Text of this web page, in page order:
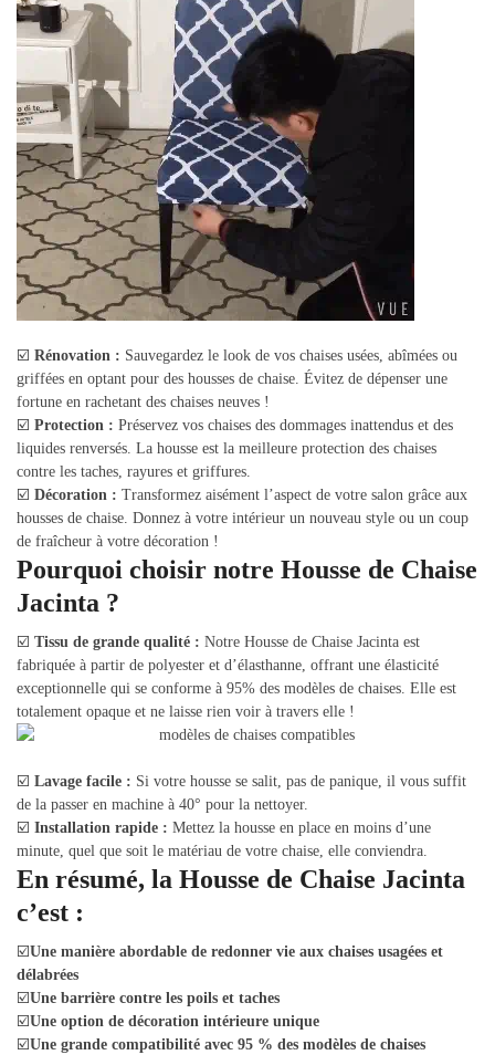
☑️ Rénovation : Sauvegardez le look de vos chaises usées, abîmées ou
griffées en optant pour des housses de chaise. Évitez de dépenser une
fortune en rachetant des chaises neuves !
☑️ Protection : Préservez vos chaises des dommages inattendus et des
liquides renversés. La housse est la meilleure protection des chaises
contre les taches, rayures et griffures.
☑️ Décoration : Transformez aisément l’aspect de votre salon grâce aux
housses de chaise. Donnez à votre intérieur un nouveau style ou un coup
de fraîcheur à votre décoration !
Pourquoi choisir notre Housse de Chaise
Jacinta ?
☑️ Tissu de grande qualité : Notre Housse de Chaise Jacinta est
fabriquée à partir de polyester et d’élasthanne, offrant une élasticité
exceptionnelle qui se conforme à 95% des modèles de chaises. Elle est
totalement opaque et ne laisse rien voir à travers elle !
☑️ Lavage facile : Si votre housse se salit, pas de panique, il vous suffit
de la passer en machine à 40° pour la nettoyer.
☑️ Installation rapide : Mettez la housse en place en moins d’une
minute, quel que soit le matériau de votre chaise, elle conviendra.
En résumé, la Housse de Chaise Jacinta
c’est :
☑️Une manière abordable de redonner vie aux chaises usagées et
délabrées
☑️Une barrière contre les poils et taches
☑️Une option de décoration intérieure unique
☑️Une grande compatibilité avec 95 % des modèles de chaises